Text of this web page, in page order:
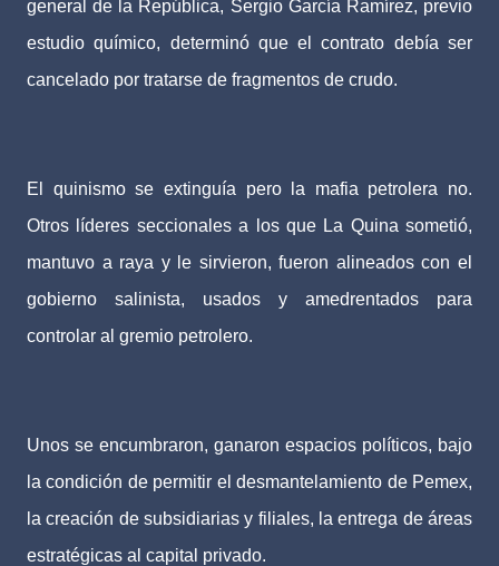
general de la República, Sergio García Ramírez, previo
estudio químico, determinó que el contrato debía ser
cancelado por tratarse de fragmentos de crudo.
El quinismo se extinguía pero la mafia petrolera no.
Otros líderes seccionales a los que La Quina sometió,
mantuvo a raya y le sirvieron, fueron alineados con el
gobierno salinista, usados y amedrentados para
controlar al gremio petrolero.
Unos se encumbraron, ganaron espacios políticos, bajo
la condición de permitir el desmantelamiento de Pemex,
la creación de subsidiarias y filiales, la entrega de áreas
estratégicas al capital privado.